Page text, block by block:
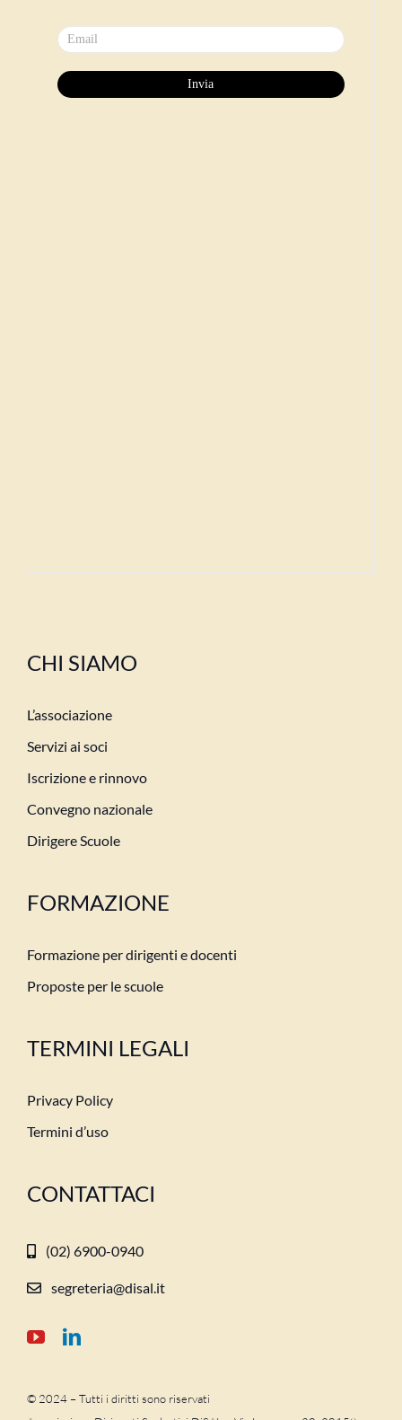
CHI SIAMO
L’associazione
Servizi ai soci
Iscrizione e rinnovo
Convegno nazionale
Dirigere Scuole
FORMAZIONE
Formazione per dirigenti e docenti
Proposte per le scuole
TERMINI LEGALI
Privacy Policy
Termini d’uso
CONTATTACI
(02) 6900-0940
segreteria@disal.it
© 2024 – Tutti i diritti sono riservati